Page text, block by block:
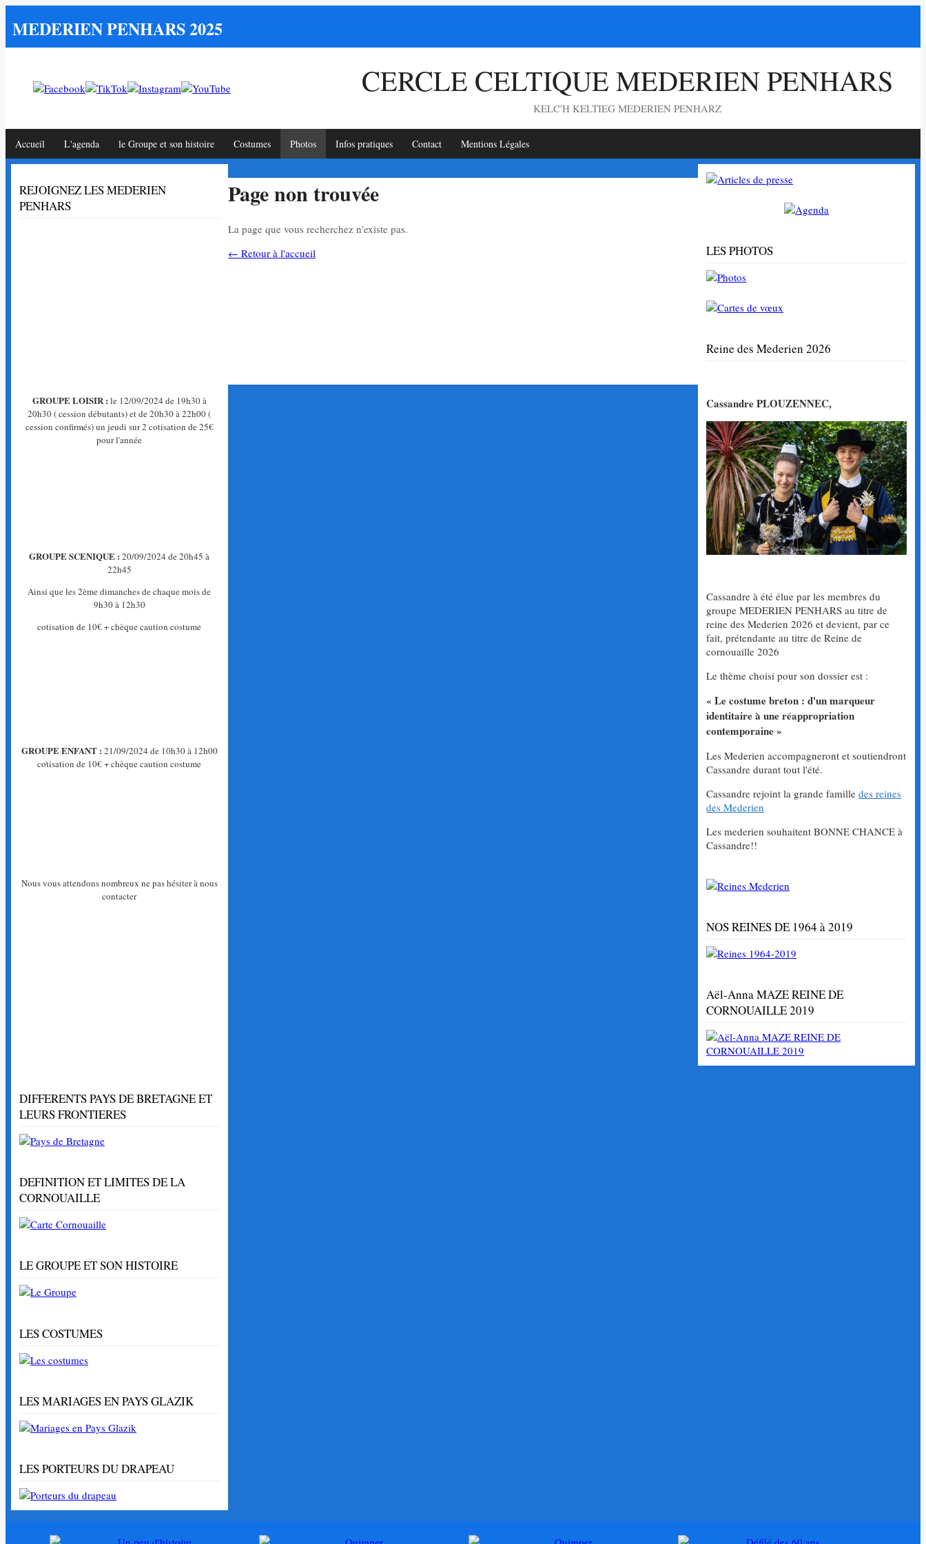
MEDERIEN PENHARS 2025
CERCLE CELTIQUE MEDERIEN PENHARS
KELC'H KELTIEG MEDERIEN PENHARZ
Accueil L'agenda le Groupe et son histoire Costumes Photos Infos pratiques Contact Mentions Légales
REJOIGNEZ LES MEDERIEN
PENHARS
GROUPE LOISIR : le 12/09/2024 de 19h30 à
20h30 ( cession débutants) et de 20h30 à 22h00 (
cession confirmés) un jeudi sur 2 cotisation de 25€
pour l'année
GROUPE SCENIQUE : 20/09/2024 de 20h45 à
22h45
Ainsi que les 2ème dimanches de chaque mois de
9h30 à 12h30
cotisation de 10€ + chèque caution costume
GROUPE ENFANT : 21/09/2024 de 10h30 à 12h00
cotisation de 10€ + chèque caution costume
Nous vous attendons nombreux ne pas hésiter à nous
contacter
DIFFERENTS PAYS DE BRETAGNE ET
LEURS FRONTIERES
DEFINITION ET LIMITES DE LA
CORNOUAILLE
LE GROUPE ET SON HISTOIRE
LES COSTUMES
LES MARIAGES EN PAYS GLAZIK
LES PORTEURS DU DRAPEAU
Page non trouvée
La page que vous recherchez n'existe pas.
← Retour à l'accueil
LES PHOTOS
Reine des Mederien 2026
Cassandre PLOUZENNEC,
Cassandre à été élue par les membres du
groupe MEDERIEN PENHARS au titre de
reine des Mederien 2026 et devient, par ce
fait, prétendante au titre de Reine de
cornouaille 2026
Le thème choisi pour son dossier est :
« Le costume breton : d'un marqueur
identitaire à une réappropriation
contemporaine »
Les Mederien accompagneront et soutiendront
Cassandre durant tout l'été.
Cassandre rejoint la grande familledes reines
des Mederien
Les mederien souhaitent BONNE CHANCE à
Cassandre!!
NOS REINES DE 1964 à 2019
Aël-Anna MAZE REINE DE
CORNOUAILLE 2019